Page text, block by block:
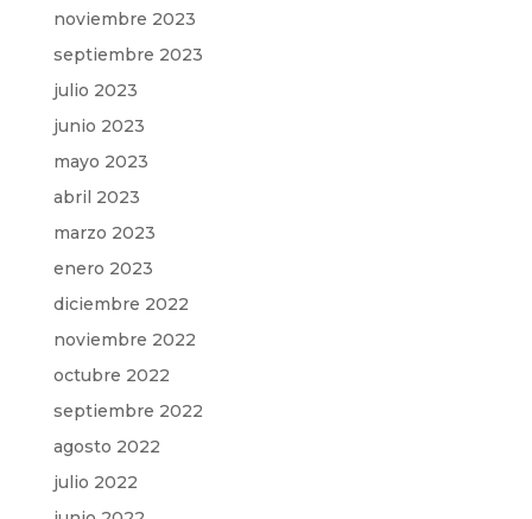
noviembre 2023
septiembre 2023
julio 2023
junio 2023
mayo 2023
abril 2023
marzo 2023
enero 2023
diciembre 2022
noviembre 2022
octubre 2022
septiembre 2022
agosto 2022
julio 2022